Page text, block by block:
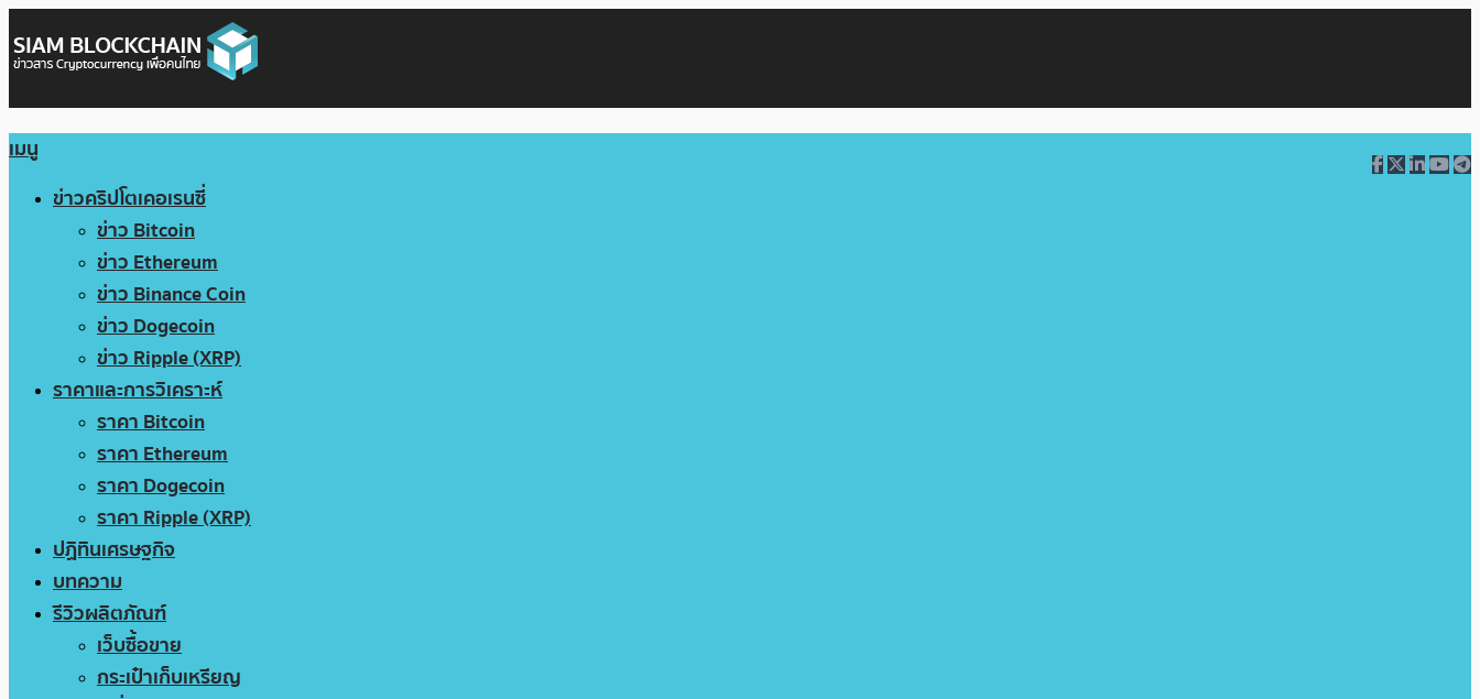
เมนู
ข่าวคริปโตเคอเรนซี่
ข่าว Bitcoin
ข่าว Ethereum
ข่าว Binance Coin
ข่าว Dogecoin
ข่าว Ripple (XRP)
ราคาและการวิเคราะห์
ราคา Bitcoin
ราคา Ethereum
ราคา Dogecoin
ราคา Ripple (XRP)
ปฏิทินเศรษฐกิจ
บทความ
รีวิวผลิตภัณฑ์
เว็บซื้อขาย
กระเป๋าเก็บเหรียญ